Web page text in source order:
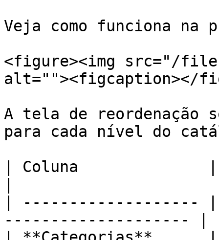
Veja como funciona na
<figure><img src="/files/
alt=""><figcaption></
A tela de reordenação
para cada nível do
| Coluna              |
| -------------------
-------------------- |